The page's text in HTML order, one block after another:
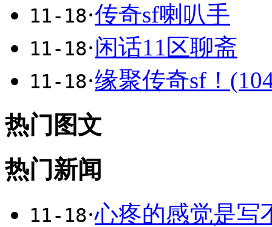
11-18·传奇sf喇叭手
11-18·闲话11区聊斋
11-18·缘聚传奇sf！
热门图文
热门新闻
11-18·心疼的感觉是写